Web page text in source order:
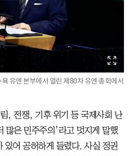
유엔 본부에서 열린 제80차 유엔 총회에서
, 전쟁, 기후 위기 등 국제사회 난
많은 민주주의’라고 멋지게 말했
있어 공허하게 들렸다. 사실 정권